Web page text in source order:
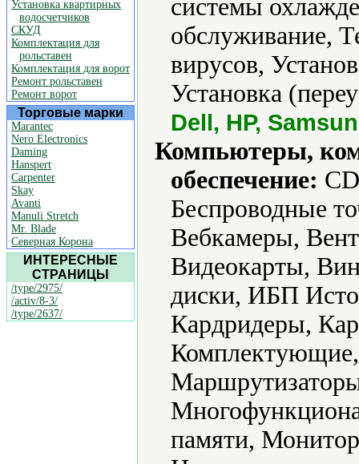
Установка квартирных
водосчетчиков
СКУД
Комплектация для
рольставен
Комплектация для ворот
Ремонт рольставен
Ремонт ворот
Торговые марки
Marantec
Nero Electronics
Daming
Hanspert
Carpenter
Skay
Avanti
Manuli Stretch
Mr. Blade
Северная Корона
ИНТЕРЕСНЫЕ
СТРАНИЦЫ
/type/2975/
/activ/8-3/
/type/2637/
системы
обслуживание,
вирусов,
Установка
Dell, HP,
Компьютеры,
обеспечение:
Беспроводные
Вебкамеры,
Видеокарты,
диски, ИБП
Кардридеры,
памяти,